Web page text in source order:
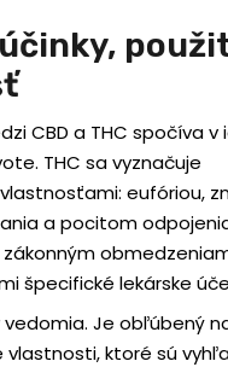
CBD a THC spočíva v
THC sa vyznačuje
eufóriou,
a pocitom
špecifické lekárske
Je obľúbený
vlastnosti, ktoré sú